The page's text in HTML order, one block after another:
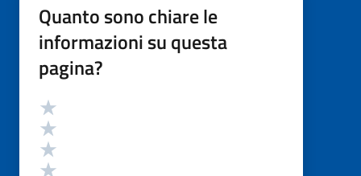
Quanto sono chiare le
informazioni su questa
pagina?
Valutazione